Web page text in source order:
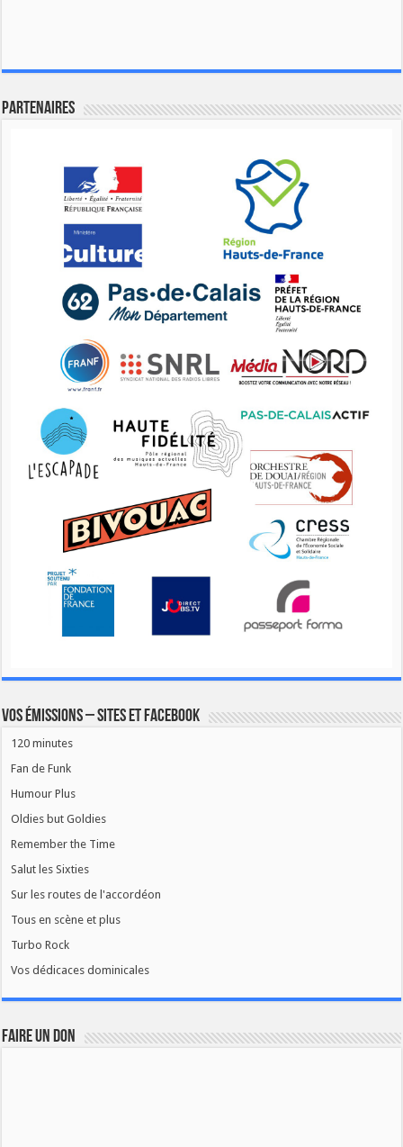
Partenaires
Vos émissions – Sites et Facebook
120 minutes
Fan de Funk
Humour Plus
Oldies but Goldies
Remember the Time
Salut les Sixties
Sur les routes de l'accordéon
Tous en scène et plus
Turbo Rock
Vos dédicaces dominicales
FAIRE UN DON